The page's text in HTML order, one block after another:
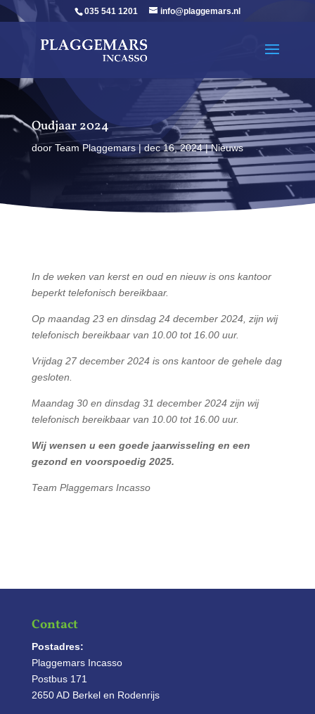
035 541 1201 info@plaggemars.nl
Oudjaar 2024
door Team Plaggemars|dec 16, 2024|Nieuws
In de weken van kerst en oud en nieuw is ons kantoor
beperkt telefonisch bereikbaar.
Op maandag 23 en dinsdag 24 december 2024, zijn wij
telefonisch bereikbaar van 10.00 tot 16.00 uur.
Vrijdag 27 december 2024 is ons kantoor de gehele dag
gesloten.
Maandag 30 en dinsdag 31 december 2024 zijn wij
telefonisch bereikbaar van 10.00 tot 16.00 uur.
Wij wensen u een goede jaarwisseling en een
gezond en voorspoedig 2025.
Team Plaggemars Incasso
Contact
Postadres:
Plaggemars Incasso
Postbus 171
2650 AD Berkel en Rodenrijs